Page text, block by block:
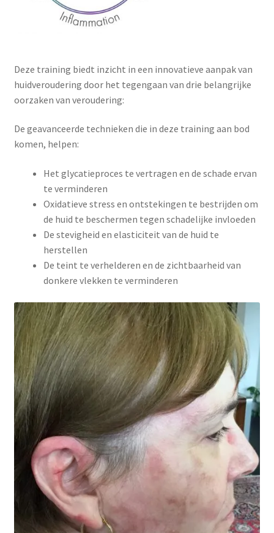
Deze training biedt inzicht in een innovatieve aanpak van
huidveroudering door het tegengaan van drie belangrijke
oorzaken van veroudering:
De geavanceerde technieken die in deze training aan bod
komen, helpen:
Het glycatieproces te vertragen en de schade ervan
te verminderen
Oxidatieve stress en ontstekingen te bestrijden om
de huid te beschermen tegen schadelijke invloeden
De stevigheid en elasticiteit van de huid te
herstellen
De teint te verhelderen en de zichtbaarheid van
donkere vlekken te verminderen